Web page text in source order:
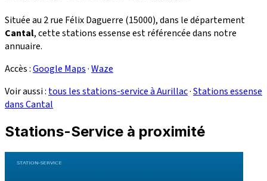
Située au 2 rue Félix Daguerre (15000), dans le département
Cantal, cette stations essense est référencée dans notre
annuaire.
Accès :Google Maps·Waze
Voir aussi : tous les stations-service à Aurillac·Stations essense
dans Cantal
Stations-Service à proximité